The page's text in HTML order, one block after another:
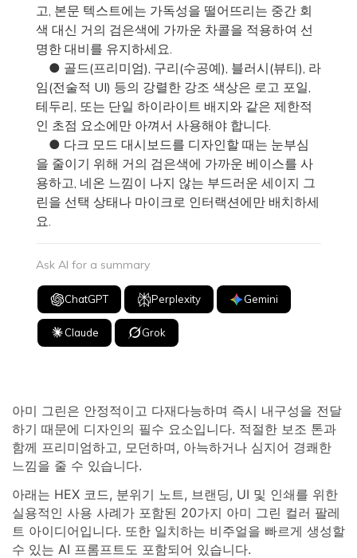
고, 본문 텍스트에는 가독성을 떨어뜨리는 중간 회
색 대신 거의 검은색에 가까운 차콜을 적용하여 선
명한 대비를 유지하세요.
● 골드(프리미엄), 구리(수공예), 블러시(뷰티), 라
임(전술적 UI) 등의 강렬한 강조 색상은 로고 포일,
테두리, 또는 단일 하이라이트 배지와 같은 제한적
인 초점 요소에만 아껴서 사용해야 합니다.
● 다크 모드 대시보드를 디자인할 때는 눈부심
을 줄이기 위해 거의 검은색에 가까운 베이스를 사
용하고, 네온 느낌이 나지 않는 부드러운 세이지 그
린을 선택 상태나 마이크로 인터랙션에만 배치하세
요.
Ask AI for a summary
ChatGPT Perplexity Gemini
Claude Grok
아미 그린은 안정적이고 다재다능하며 즉시 내구성을 전달
하기 때문에 디자인의 필수 요소입니다. 적절한 보조 톤과
함께 프리미엄하고, 모던하며, 아늑하거나 심지어 경쾌한
느낌을 줄 수 있습니다.
아래는 HEX 코드, 분위기 노트, 브랜딩, UI 및 인쇄를 위한
실용적인 사용 사례가 포함된 20가지 아미 그린 컬러 팔레
트 아이디어입니다. 또한 일치하는 비주얼을 빠르게 생성할
수 있는 AI 프롬프트도 포함되어 있습니다.